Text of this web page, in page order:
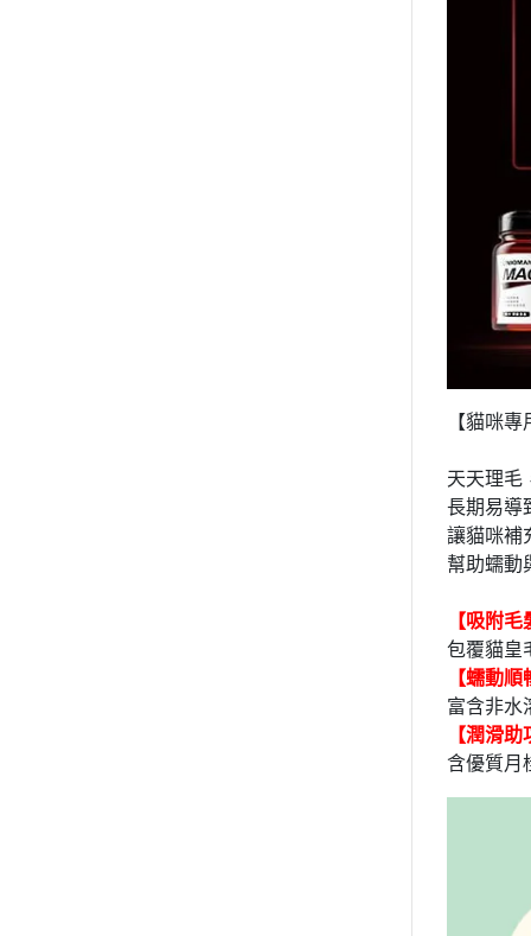
【貓咪
天天理毛
長期易導
讓貓咪補
幫助蠕動
【吸附毛
包覆貓皇
【蠕動順
富含非水
【潤滑助
含優質月